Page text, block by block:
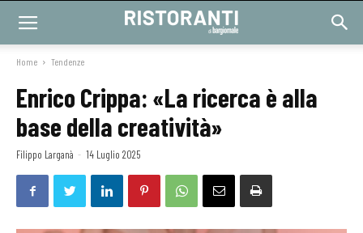
Home Tendenze
Enrico Crippa: «La ricerca è alla
base della creatività»
Filippo Larganà - 14 Luglio 2025